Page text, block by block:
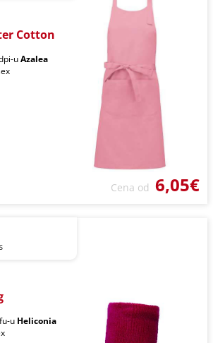
Cotton
uAzalea
Cena od 6,05€
u Heliconia